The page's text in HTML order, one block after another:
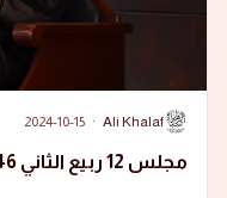
A
Ali Khalaf
·
2024-10-15
مجلس 12 ربيع الثاني 1446 هجرية